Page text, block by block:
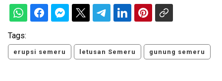
Tags:
erupsi semeru letusan Semeru gunung semeru